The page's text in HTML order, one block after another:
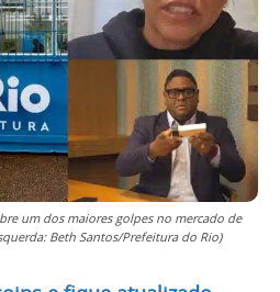
um dos maiores golpes no mercado de
Beth Santos/Prefeitura do Rio)